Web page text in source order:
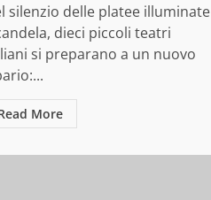
silenzio delle platee illuminate
dieci piccoli teatri
si preparano a un nuovo
More